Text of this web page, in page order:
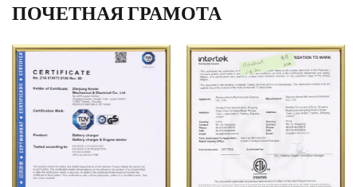
ПОЧЕТНАЯ ГРАМОТА